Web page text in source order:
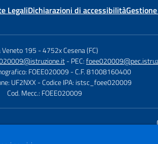
LegaliDichiarazioni di accessibilità
Veneto 195 -4752x Cesena (FC)
- PEC:
FOEE020009 - C.F. 81008160400
UF2NXX- Codice IPA: istsc_foee020009
Cod. Mecc.: FOEE020009